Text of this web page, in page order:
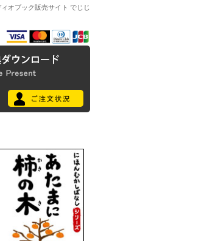
オブック販売サイト でじじ